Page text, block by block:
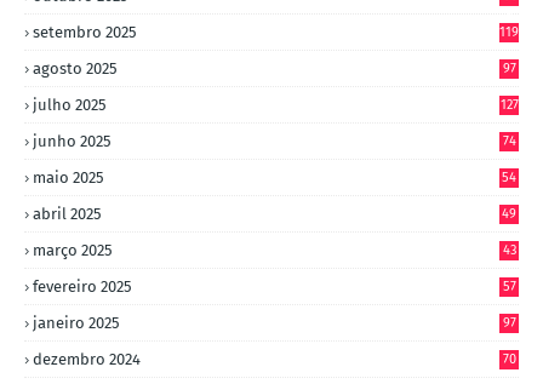
setembro 2025 119
agosto 2025 97
julho 2025 127
junho 2025 74
maio 2025 54
abril 2025 49
março 2025 43
fevereiro 2025 57
janeiro 2025 97
dezembro 2024 70